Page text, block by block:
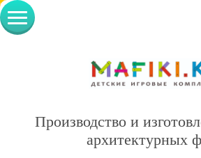
Производство и
архитектурных